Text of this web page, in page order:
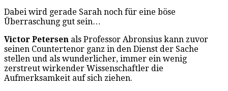
Dabei wird gerade Sarah noch für eine böse
Überraschung gut sein…
Victor Petersen als Professor Abronsius kann zuvor
seinen Countertenor ganz in den Dienst der Sache
stellen und als wunderlicher, immer ein wenig
zerstreut wirkender Wissenschaftler die
Aufmerksamkeit auf sich ziehen.